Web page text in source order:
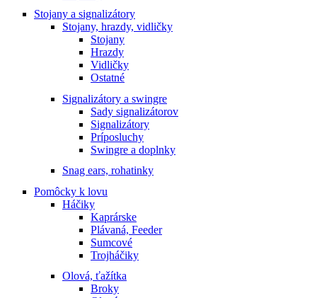
Stojany a signalizátory
Stojany, hrazdy, vidličky
Stojany
Hrazdy
Vidličky
Ostatné
Signalizátory a swingre
Sady signalizátorov
Signalizátory
Príposluchy
Swingre a doplnky
Snag ears, rohatinky
Pomôcky k lovu
Háčiky
Kaprárske
Plávaná, Feeder
Sumcové
Trojháčiky
Olová, ťažítka
Broky